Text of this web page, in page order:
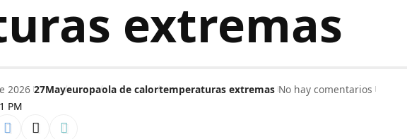
extremas
PM
2026 27Mayeuropaola de calortemperaturas extremas No hay comentarios